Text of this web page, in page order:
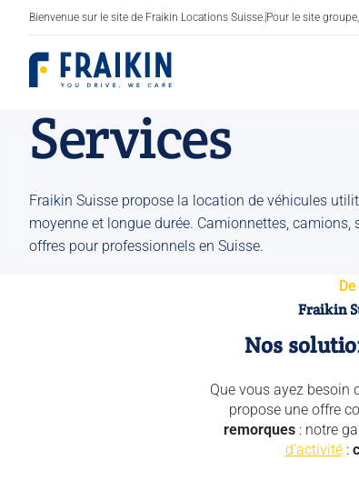
Bienvenue sur le site de Fraikin Locations Suisse. Pour le site
Fraikin
Camions utilitaires / Fourgon
Services
Fraikin Suisse propose la location de véhicules
moyenne et longue durée. Camionnettes, camions,
offres pour professionnels en Suisse.
Fraikin
Nos
Que vous ayez besoin
propose une offre
remorques: notre
d'activité: